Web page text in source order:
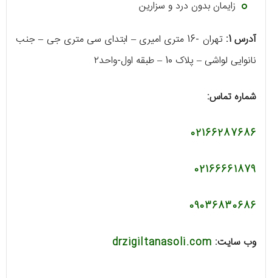
زایمان بدون درد و سزارین
آدرس 1:
تهران -16 متری امیری – ابتدای سی متری جی – جنب
نانوایی لواشی – پلاک 10 – طبقه اول-واحد٢
شماره تماس:
02166287686
02166661879
09036830686
وب سایت: drzigiltanasoli.com